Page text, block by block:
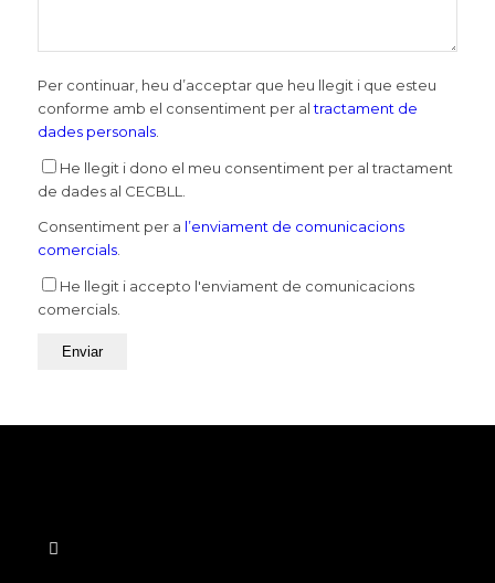
Per continuar, heu d’acceptar que heu llegit i que esteu
conforme amb el consentiment per altractament de
dades personals.
He llegit i dono el meu consentiment per al tractament
de dades al CECBLL.
Consentiment per a l’enviament de comunicacions
comercials.
He llegit i accepto l'enviament de comunicacions
comercials.